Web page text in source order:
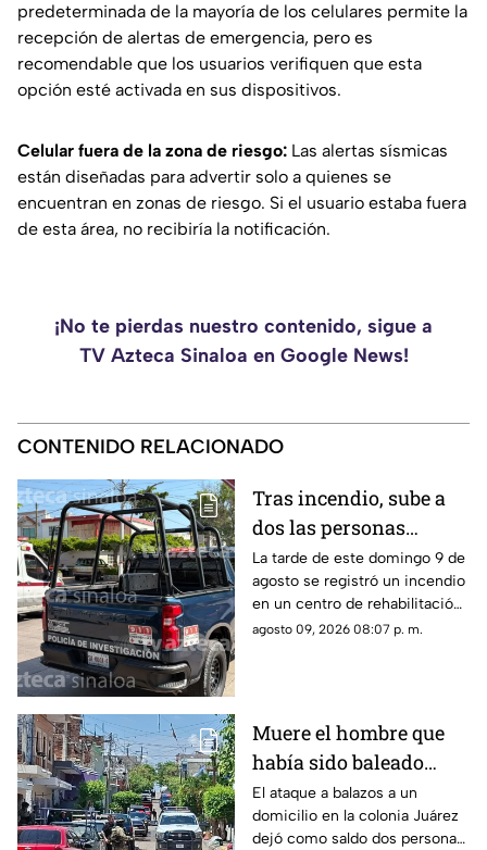
predeterminada de la mayoría de los celulares permite la
recepción de alertas de emergencia, pero es
recomendable que los usuarios verifiquen que esta
opción esté activada en sus dispositivos.
Celular fuera de la zona de riesgo: Las alertas sísmicas
están diseñadas para advertir solo a quienes se
encuentran en zonas de riesgo. Si el usuario estaba fuera
de esta área, no recibiría la notificación.
¡No te pierdas nuestro contenido, sigue a
TV Azteca Sinaloa en Google News!
CONTENIDO RELACIONADO
Tras incendio, sube a
dos las personas
fallecidas en el centro
de rehabilitación de
Los Mochis
La tarde de este domingo 9 de
agosto se registró un incendio
en un centro de rehabilitación
de Los Mochis; hay dos
agosto 09, 2026 08:07 p. m.
Muere el hombre que
había sido baleado
junto con otra mujer en
la Juárez, en Mazatlán
El ataque a balazos a un
domicilio en la colonia Juárez
dejó como saldo dos personas